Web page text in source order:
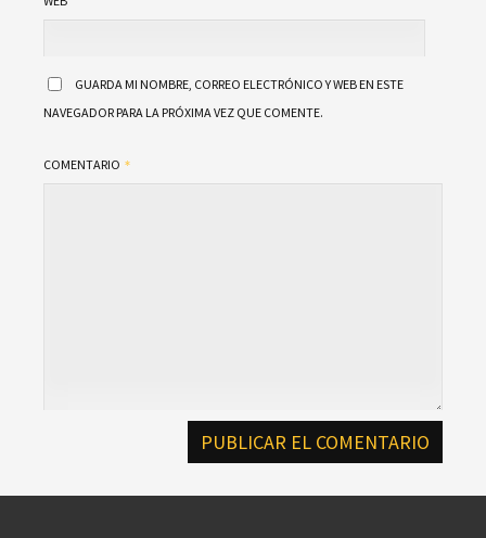
GUARDA MI NOMBRE, CORREO ELECTRÓNICO Y WEB EN ESTE
NAVEGADOR PARA LA PRÓXIMA VEZ QUE COMENTE.
COMENTARIO